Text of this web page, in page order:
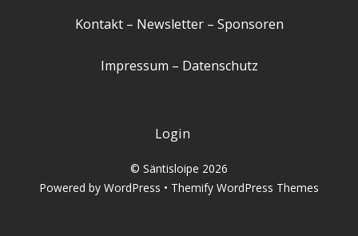
Kontakt– Newsletter– Sponsoren
Impressum – Datenschutz
Login
© Säntisloipe 2026
Powered by WordPress • Themify WordPress Themes